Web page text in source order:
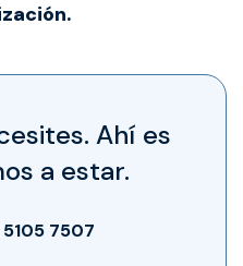
Ahí es
a estar.
5105 7507